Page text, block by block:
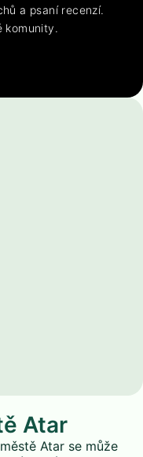
a psaní recenzí.
komunity.
Atar
Atar se může